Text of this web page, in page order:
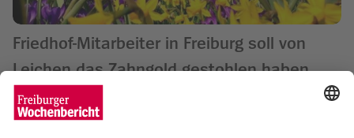
Friedhof-Mitarbeiter in Freiburg soll von
Leichen das Zahngold gestohlen haben